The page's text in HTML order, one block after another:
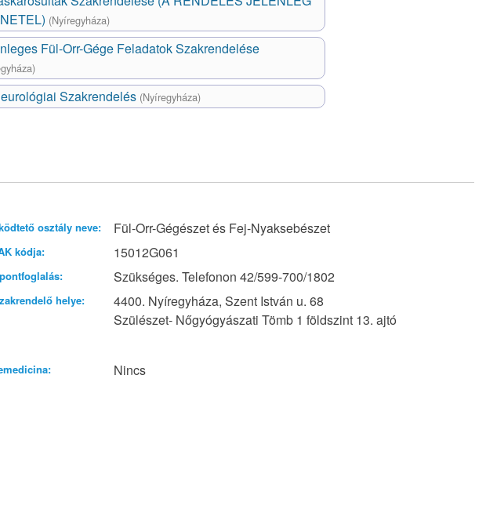
(Nyíregyháza)
Fül-Orr-Gége Feladatok Szakrendelése
Szakrendelés (Nyíregyháza)
osztály neve: Fül-Orr-Gégészet és Fej-Nyaksebészet
kódja: 15012G061
Szükséges. Telefonon 42/599-700/1802
helye:
4400. Nyíregyháza, Szent István u. 68
Szülészet- Nőgyógyászati Tömb 1 földszint 13. ajtó
Nincs